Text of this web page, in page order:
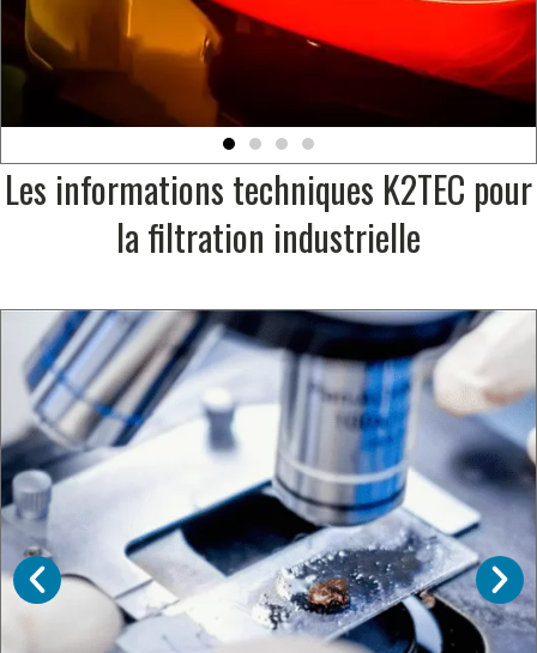
Automobile
Découvrez les solutions de filtration K2TEC
pour l'industrie automobile.
Les informations techniques K2TEC pour
la filtration industrielle